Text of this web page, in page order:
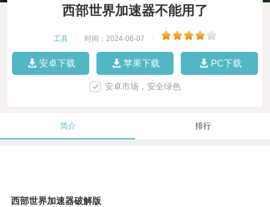
西部世界加速器不能用了
工具 时间：2024-06-07
安卓下载 苹果下载 PC下载
安卓市场，安全绿色
简介 排行
西部世界加速器破解版